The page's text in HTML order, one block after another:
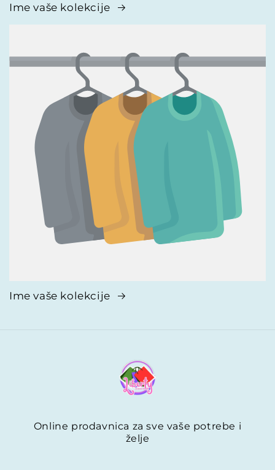
Ime vaše kolekcije
Ime vaše kolekcije
Online prodavnica za sve vaše potrebe i
želje